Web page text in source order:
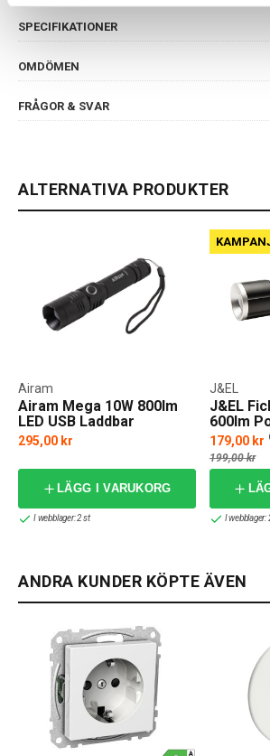
SPECIFIKATIONER
OMDÖMEN
FRÅGOR & SVAR
ALTERNATIVA PRODUKTER
Airam Mega 10W 800lm
LED USB Laddbar
Ficklampa
Airam
295,00 kr
LÄGG I VARUKORG
I webblager: 2 st
J&EL
600lm
J&EL
179,00 kr
199,00 kr
I webblager:
ANDRA KUNDER KÖPTE ÄVEN